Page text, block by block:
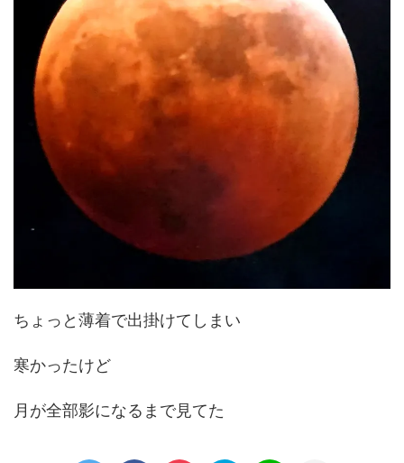
ちょっと薄着で出掛けてしまい
寒かったけど
月が全部影になるまで見てた